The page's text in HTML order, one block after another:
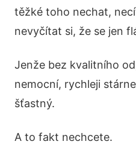
těžké toho nechat,
nevyčítat si, že se jen
Jenže bez kvalitního
nemocní, rychleji
šťastný.
A to fakt nechcete.